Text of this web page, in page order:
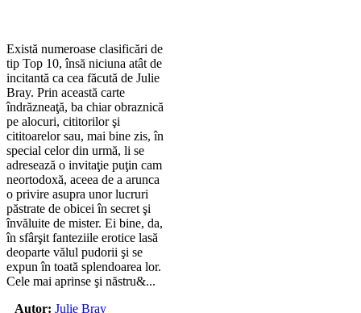
Există numeroase clasificări de
tip Top 10, însă niciuna atât de
incitantă ca cea făcută de Julie
Bray. Prin această carte
îndrăzneaţă, ba chiar obraznică
pe alocuri, cititorilor şi
cititoarelor sau, mai bine zis, în
special celor din urmă, li se
adresează o invitaţie puţin cam
neortodoxă, aceea de a arunca
o privire asupra unor lucruri
păstrate de obicei în secret şi
învăluite de mister. Ei bine, da,
în sfârşit fanteziile erotice lasă
deoparte vălul pudorii şi se
expun în toată splendoarea lor.
Cele mai aprinse şi năstru&...
Autor: Julie Bray